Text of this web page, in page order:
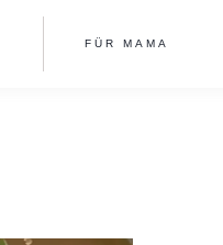
FÜR MAMA